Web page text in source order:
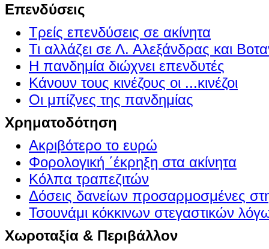
Επενδύσεις
Τρείς επενδύσεις σε ακίνητα
Τι αλλάζει σε Λ. Αλεξάνδρας και
Η πανδημία διώχνει επενδυτές
Κάνουν τους κινέζους οι ...κινέζοι
Οι μπίζνες της πανδημίας
Χρηματοδότηση
Ακριβότερο το ευρώ
Φορολογική ΄έκρηξη στα ακίνητα
Κόλπα τραπεζιτών
Δόσεις δανείων προσαρμοσμένες
Τσουνάμι κόκκινων στεγαστικών
Χωροταξία & Περιβάλλον